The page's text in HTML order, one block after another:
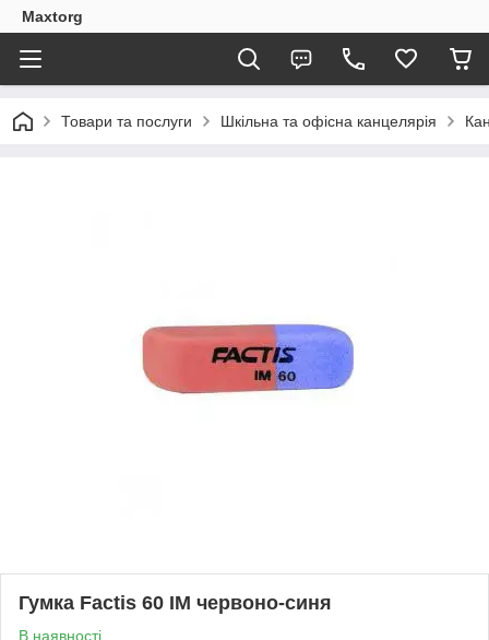
Maxtorg
Товари та послуги Шкільна та офісна канцелярія
Гумка Factis 60 IM червоно-синя
В наявності